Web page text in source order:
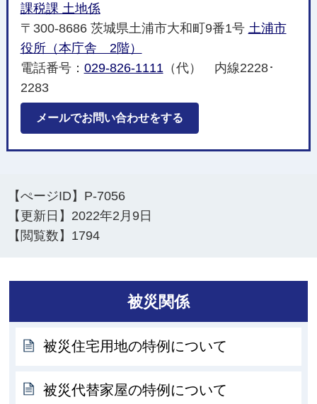
課税課 土地係
〒300-8686 茨城県土浦市大和町9番1号 土浦市
役所（本庁舎 2階）
電話番号： 029-826-1111 （代） 内線2228･
2283
メールでお問い合わせをする
【ぺージID】 P-7056
【更新日】 2022年2月9日
【閲覧数】 1794
被災関係
被災住宅用地の特例について
被災代替家屋の特例について